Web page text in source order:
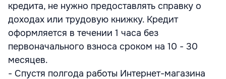
кредита, не нужно предоставлять справку о
доходах или трудовую книжку. Кредит
оформляется в течении 1 часа без
первоначального взноса сроком на 10 - 30
месяцев.
- Спустя полгода работы Интернет-магазина